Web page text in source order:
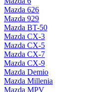
Mazda 626
Mazda 929
Mazda BT-50
Mazda CX-3
Mazda CX-5
Mazda CX-7
Mazda CX-9
Mazda Demio
Mazda Millenia
Mazda MPV